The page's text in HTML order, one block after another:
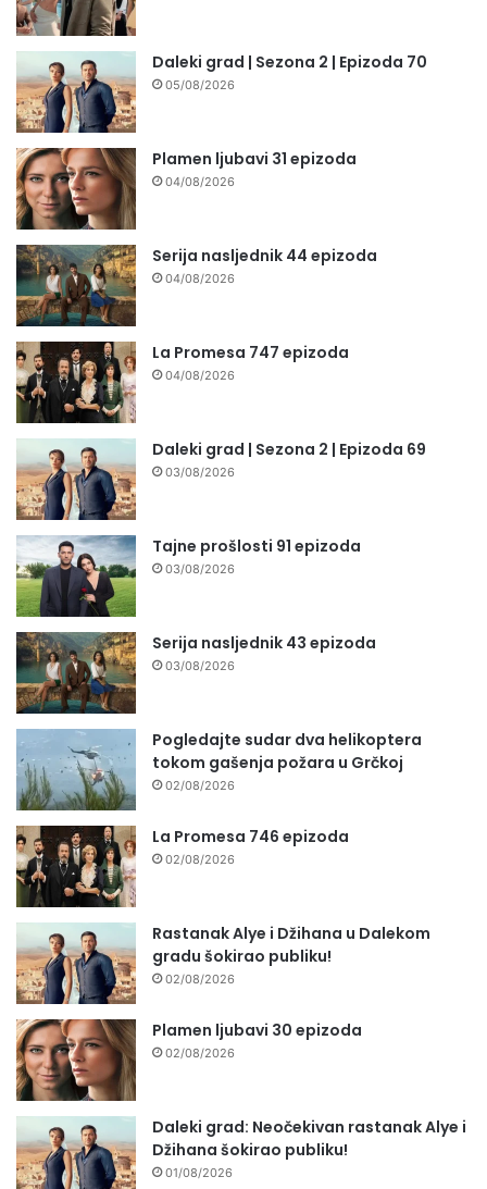
Daleki grad | Sezona 2 | Epizoda 70
05/08/2026
Plamen ljubavi 31 epizoda
04/08/2026
Serija nasljednik 44 epizoda
04/08/2026
La Promesa 747 epizoda
04/08/2026
Daleki grad | Sezona 2 | Epizoda 69
03/08/2026
Tajne prošlosti 91 epizoda
03/08/2026
Serija nasljednik 43 epizoda
03/08/2026
Pogledajte sudar dva helikoptera
tokom gašenja požara u Grčkoj
02/08/2026
La Promesa 746 epizoda
02/08/2026
Rastanak Alye i Džihana u Dalekom
gradu šokirao publiku!
02/08/2026
Plamen ljubavi 30 epizoda
02/08/2026
Daleki grad: Neočekivan rastanak Alye i
Džihana šokirao publiku!
01/08/2026